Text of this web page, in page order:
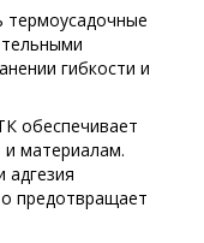
термоусадочные
гибкости и
обеспечивает
материалам.
предотвращает